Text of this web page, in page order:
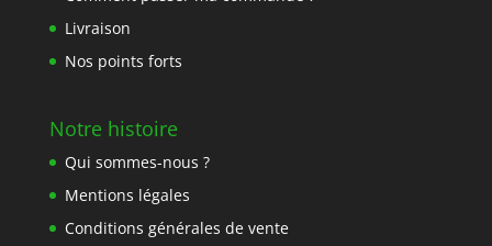
Livraison
Nos points forts
Notre histoire
Qui sommes-nous ?
Mentions légales
Conditions générales de vente